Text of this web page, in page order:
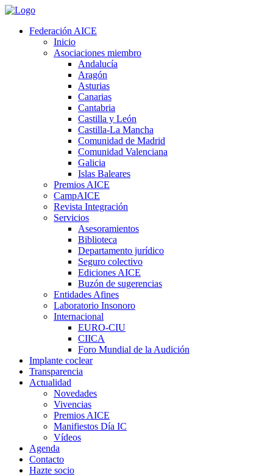
Federación AICE
Inicio
Asociaciones miembro
Andalucía
Aragón
Asturias
Canarias
Cantabria
Castilla y León
Castilla-La Mancha
Comunidad de Madrid
Comunidad Valenciana
Galicia
Islas Baleares
Premios AICE
CampAICE
Revista Integración
Servicios
Asesoramientos
Biblioteca
Departamento jurídico
Seguro colectivo
Ediciones AICE
Buzón de sugerencias
Entidades Afines
Laboratorio Insonoro
Internacional
EURO-CIU
CIICA
Foro Mundial de la Audición
Implante coclear
Transparencia
Actualidad
Novedades
Vivencias
Premios AICE
Manifiestos Día IC
Vídeos
Agenda
Contacto
Hazte socio